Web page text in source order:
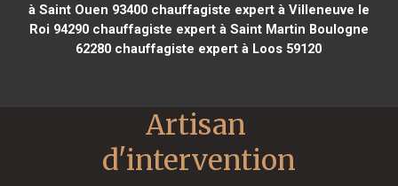
à Saint Ouen 93400chauffagiste expert à Villeneuve le
Roi 94290chauffagiste expert à Saint Martin Boulogne
62280 chauffagiste expert à Loos 59120
Artisan
d'intervention